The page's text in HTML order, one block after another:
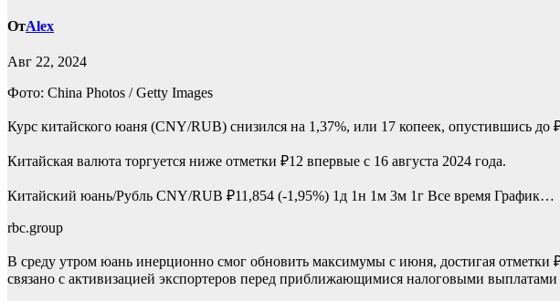
ОтAlex
Авг 22, 2024
Фото: China Photos / Getty Images
Курс китайского юаня (CNY/RUB) снизился на 1,37%, или 17 копеек, опустившись
Китайская валюта торгуется ниже отметки ₽12 впервые с 16 августа 2024 года.
Китайский юань/Рубль CNY/RUB ₽11,854 (-1,95%) 1д 1н 1м 3м 1г Все время График…
rbc.group
В среду утром юань инерционно смог обновить максимумы с июня, достигая отметки
связано с активизацией экспортеров перед приближающимися налоговыми